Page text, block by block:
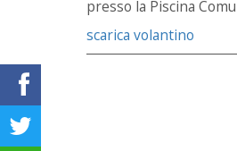
presso la Piscina
scarica volantino